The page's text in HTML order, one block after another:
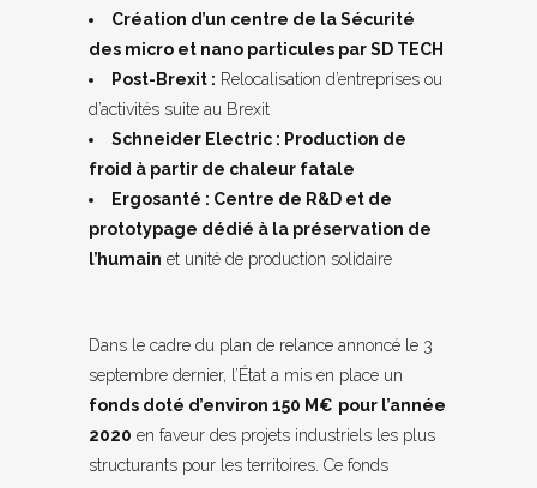
Création d’un centre de la Sécurité
des micro et nano particules par SD TECH
Post-Brexit : Relocalisation d’entreprises ou
d’activités suite au Brexit
Schneider Electric : Production de
froid à partir de chaleur fatale
Ergosanté : Centre de R&D et de
prototypage dédié à la préservation de
l’humain et unité de production solidaire
Dans le cadre du plan de relance annoncé le 3
septembre dernier, l’État a mis en place un
fonds doté d’environ 150 M€ pour l’année
2020 en faveur des projets industriels les plus
structurants pour les territoires. Ce fonds